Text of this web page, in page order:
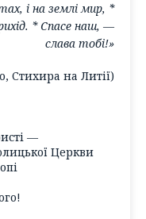
і на землі мир, *
* Спасе наш, —
слава тобі!»
Стихира на Литії)
—
Церкви